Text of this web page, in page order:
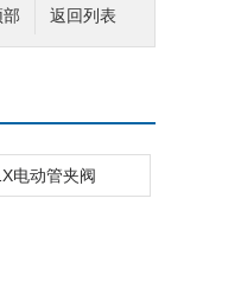
返回列表
电动管夹阀